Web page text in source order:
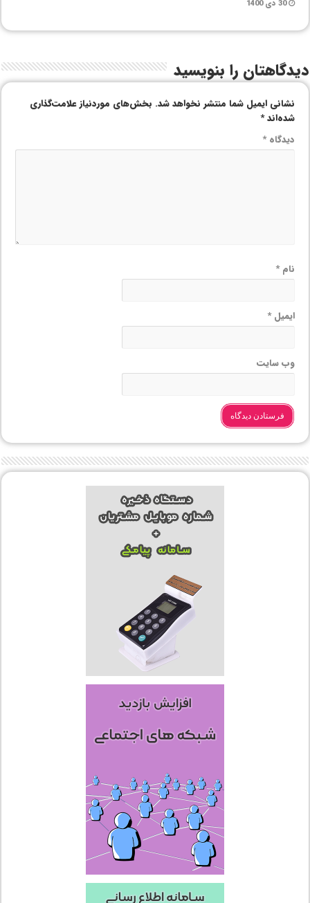
30 دی 1400
دیدگاهتان را بنویسید
نشانی ایمیل شما منتشر نخواهد شد. بخش‌های موردنیاز علامت‌گذاری
شده‌اند*
دیدگاه*
نام*
ایمیل*
وب‌ سایت